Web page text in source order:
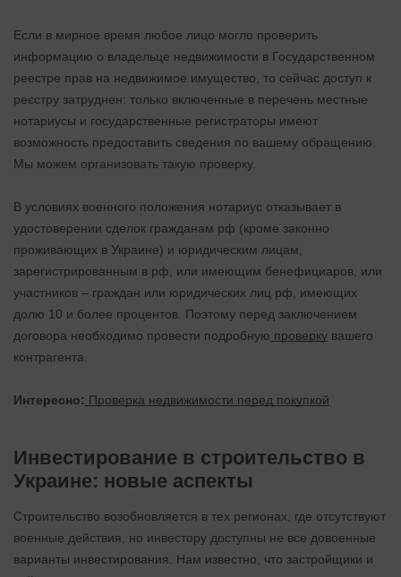
Если в мирное время любое лицо могло проверить
информацию о владельце недвижимости в Государственном
реестре прав на недвижимое имущество, то сейчас доступ к
реєстру затруднен: только включенные в перечень местные
нотариусы и государственные регистраторы имеют
возможность предоставить сведения по вашему обращению.
Мы можем организовать такую проверку.
В условиях военного положения нотариус отказывает в
удостоверении сделок гражданам рф (кроме законно
проживающих в Украине) и юридическим лицам,
зарегистрированным в рф, или имеющим бенефициаров, или
участников – граждан или юридических лиц рф, имеющих
долю 10 и более процентов. Поэтому перед заключением
договора необходимо провести подробную проверку вашего
контрагента.
Интересно: Проверка недвижимости перед покупкой
Инвестирование в строительство в
Украине: новые аспекты
Строительство возобновляется в тех регионах, где отсутствуют
военные действия, но инвестору доступны не все довоенные
варианты инвестирования. Нам известно, что застройщики и